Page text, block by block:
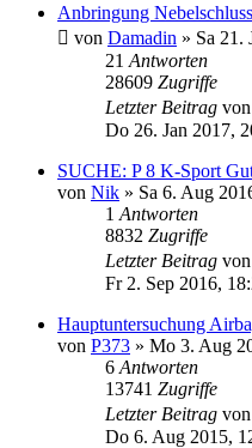
Anbringung
von Damadin » Sa 21.
21 Antworten
28609 Zugriffe
Letzter Beitrag von
Do 26. Jan 2017,
SUCHE: P 8 K-Sport
von Nik » Sa 6. Aug
1 Antworten
8832 Zugriffe
Letzter Beitrag von
Fr 2. Sep 2016,
Hauptuntersuchung
von P373 » Mo 3. Aug
6 Antworten
13741 Zugriffe
Letzter Beitrag von
Do 6. Aug 2015,